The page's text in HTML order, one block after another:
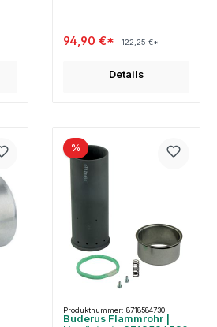
94,90 €* 122,25 €*
Details
%
Produktnummer: 8718584730
Buderus Flammrohr |